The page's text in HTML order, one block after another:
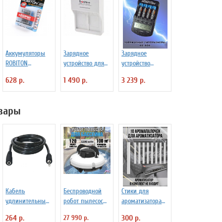
Аккумуляторы
ROBITON
4/box, ААА, 4 шт.
628 р.
Зарядное
устройство для
SC-V1(Ni)
1 490 р.
Зарядное
устройство
ProCharger1000
3 239 р.
Кабель
удлинительный
264 р.
Беспроводной
робот пылесос
27 990 р.
Стики для
ароматизатора
300 р.